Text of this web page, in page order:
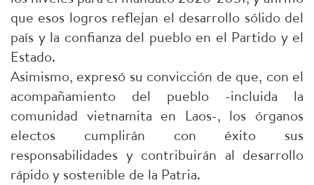
que esos logros reflejan el desarrollo sólido del
país y la confianza del pueblo en el Partido y el
Estado.
Asimismo, expresó su convicción de que, con el
acompañamiento del pueblo -incluida la
comunidad vietnamita en Laos-, los órganos
electos cumplirán con éxito sus
responsabilidades y contribuirán al desarrollo
rápido y sostenible de la Patria.